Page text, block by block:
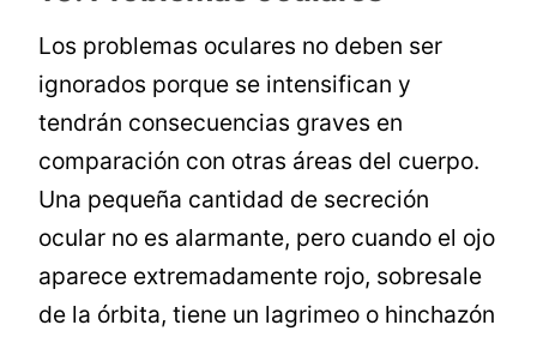
Los problemas oculares no deben ser
ignorados porque se intensifican y
tendrán consecuencias graves en
comparación con otras áreas del cuerpo.
Una pequeña cantidad de secreción
ocular no es alarmante, pero cuando el ojo
aparece extremadamente rojo, sobresale
de la órbita, tiene un lagrimeo o hinchazón